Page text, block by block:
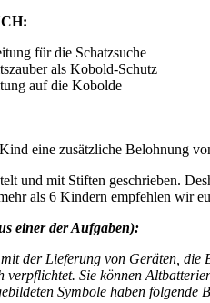
für die Schatzsuche
als Kobold-Schutz
auf die Kobolde
eine zusätzliche Belohnung
und mit Stiften geschrieben.
als 6 Kindern empfehlen wir
einer der Aufgaben):
der Lieferung von Geräten,
Sie können
Symbole haben folgende